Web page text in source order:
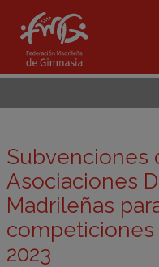
Subvenciones
Asociaciones
Madrileñas
2023